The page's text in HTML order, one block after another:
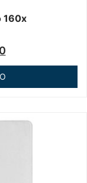
160x